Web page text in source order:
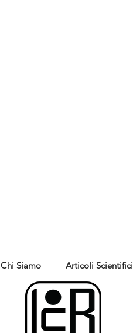
Chi Siamo Articoli Scientifici